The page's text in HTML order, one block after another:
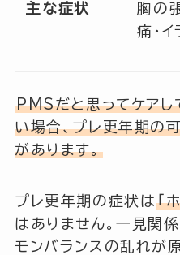
主な症状
胸の
痛・イ
PMSだと思ってケアし
い場合、プレ更年期の
があります。
プレ更年期の症状は「
はありません。一見関
モンバランスの乱れが